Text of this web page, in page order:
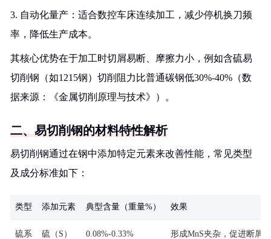
3. 自动化量产：适合数控车床连续加工，减少停机换刀频
率，降低生产成本。
其核心优势在于加工时切屑易断、摩擦力小，例如含硫易
切削钢（如1215钢）切削阻力比普通碳钢低30%-40%（数
据来源：《金属切削原理与技术》）。
二、易切削钢的材料特性解析
易切削钢通过在钢中添加特定元素来改善性能，常见类型
及成分标准如下：
类型 添加元素 典型含量（重量%） 效果
硫系 硫（S） 0.08%-0.33% 形成MnS夹杂，促进断屑